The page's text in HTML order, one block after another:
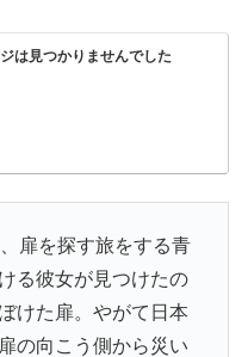
は見つかりませんでした
扉を探す旅をする青
る彼女が見つけたの
けた扉。やがて日本
の向こう側から災い